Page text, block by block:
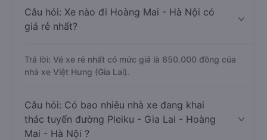
Câu hỏi: Xe nào đi Hoàng Mai - Hà Nội có
giá rẻ nhất?
Trả lời: Vé xe rẻ nhất có mức giá là 650.000 đồng của
nhà xe Việt Hưng (Gia Lai).
Câu hỏi: Có bao nhiêu nhà xe đang khai
thác tuyến đường Pleiku - Gia Lai - Hoàng
Mai - Hà Nội ?